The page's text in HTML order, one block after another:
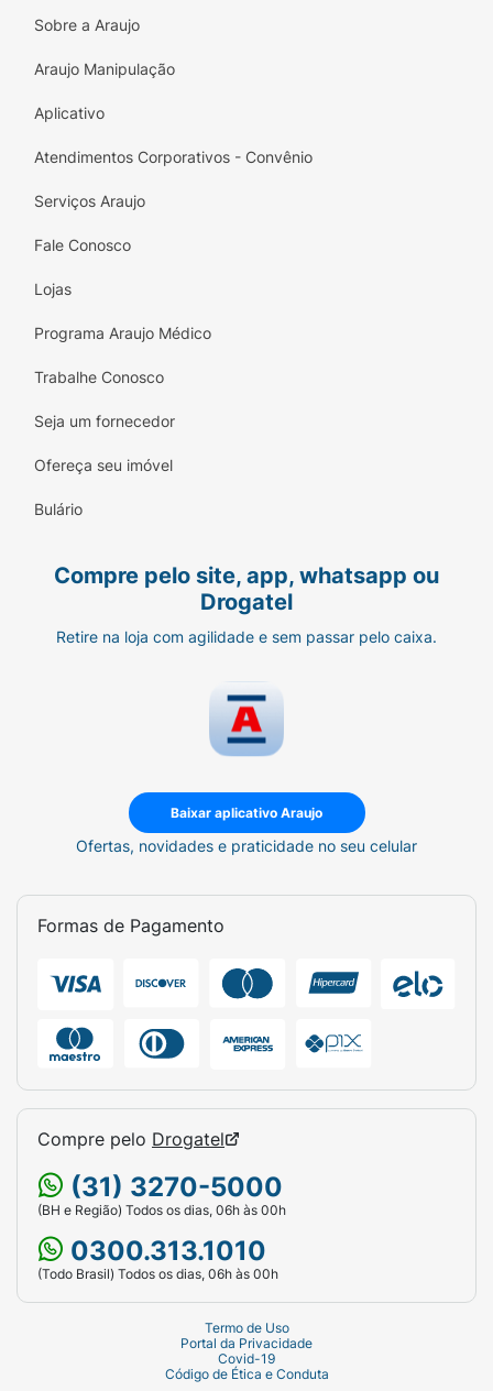
Sobre a Araujo
Araujo Manipulação
Aplicativo
Atendimentos Corporativos - Convênio
Serviços Araujo
Fale Conosco
Lojas
Programa Araujo Médico
Trabalhe Conosco
Seja um fornecedor
Ofereça seu imóvel
Bulário
Compre pelo site, app, whatsapp ou
Drogatel
Retire na loja com agilidade e sem passar pelo caixa.
Baixar aplicativo Araujo
Ofertas, novidades e praticidade no seu celular
Formas de Pagamento
Compre pelo Drogatel
(31) 3270-5000
(BH e Região) Todos os dias, 06h às 00h
0300.313.1010
(Todo Brasil) Todos os dias, 06h às 00h
Termo de Uso
Portal da Privacidade
Covid-19
Código de Ética e Conduta